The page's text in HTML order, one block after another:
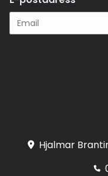
Hjalmar